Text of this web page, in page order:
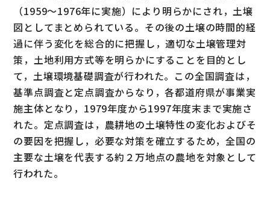
（1959～1976年に実施）により明らかにされ，土壌
図としてまとめられている。その後の土壌の時間的経
過に伴う変化を総合的に把握し，適切な土壌管理対
策，土地利用方式等を明らかにすることを目的とし
て，土壌環境基礎調査が行われた。この全国調査は，
基準点調査と定点調査からなり，各都道府県が事業実
施主体となり，1979年度から1997年度末まで実施さ
れた。定点調査は，農耕地の土壌特性の変化およびそ
の要因を把握し，必要な対策を確立するため，全国の
主要な土壌を代表する約２万地点の農地を対象として
行われた。